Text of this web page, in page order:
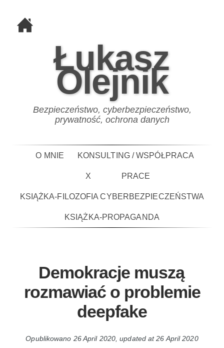
Łukasz
Olejnik
Bezpieczeństwo, cyberbezpieczeństwo,
prywatność, ochrona danych
O MNIE KONSULTING / WSPÓŁPRACA
X PRACE
KSIĄŻKA-FILOZOFIA CYBERBEZPIECZEŃSTWA
KSIĄŻKA-PROPAGANDA
Demokracje muszą
rozmawiać o problemie
deepfake
Opublikowano 26 April 2020 , updated at26 April 2020